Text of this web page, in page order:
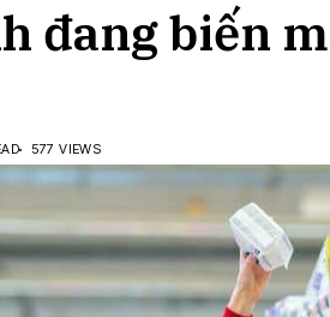
đang biến
577 VIEWS